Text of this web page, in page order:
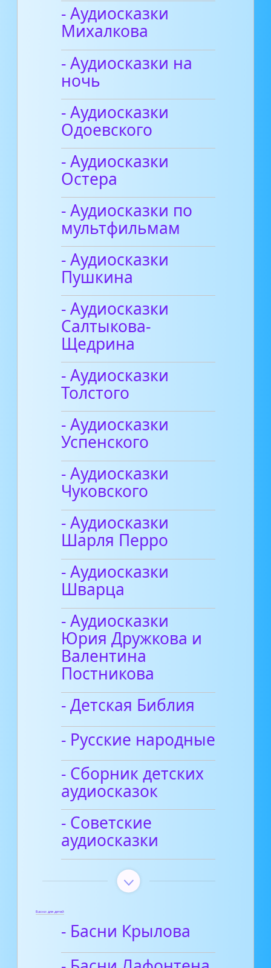
- Аудиосказки
Михалкова
- Аудиосказки на
ночь
- Аудиосказки
Одоевского
- Аудиосказки
Остера
- Аудиосказки по
мультфильмам
- Аудиосказки
Пушкина
- Аудиосказки
Салтыкова-
Щедрина
- Аудиосказки
Толстого
- Аудиосказки
Успенского
- Аудиосказки
Чуковского
- Аудиосказки
Шарля Перро
- Аудиосказки
Шварца
- Аудиосказки
Юрия Дружкова и
Валентина
Постникова
- Детская Библия
- Русские народные
- Сборник детских
аудиосказок
- Советские
аудиосказки
Басни для детей
- Басни Крылова